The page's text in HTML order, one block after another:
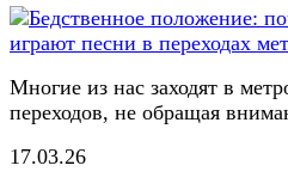
Многие из нас заходят в
переходов, не обращая
17.03.26